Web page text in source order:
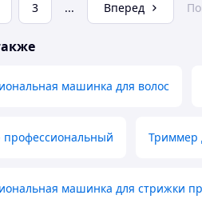
3 ... Вперед
машинка для волос
Триммер
машинка для стрижки